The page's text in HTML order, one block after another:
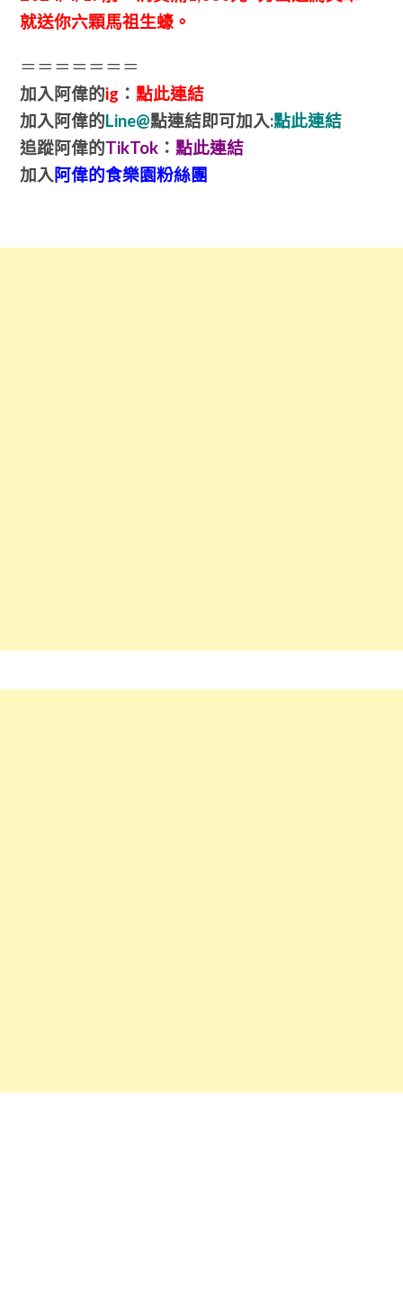
就送你六顆馬祖生蠔。
＝＝＝＝＝＝＝
加入阿偉的ig ： 點此連結
加入阿偉的Line@點連結即可加入:點此連結
追蹤阿偉的TikTok： 點此連結
加入阿偉的食樂園粉絲團